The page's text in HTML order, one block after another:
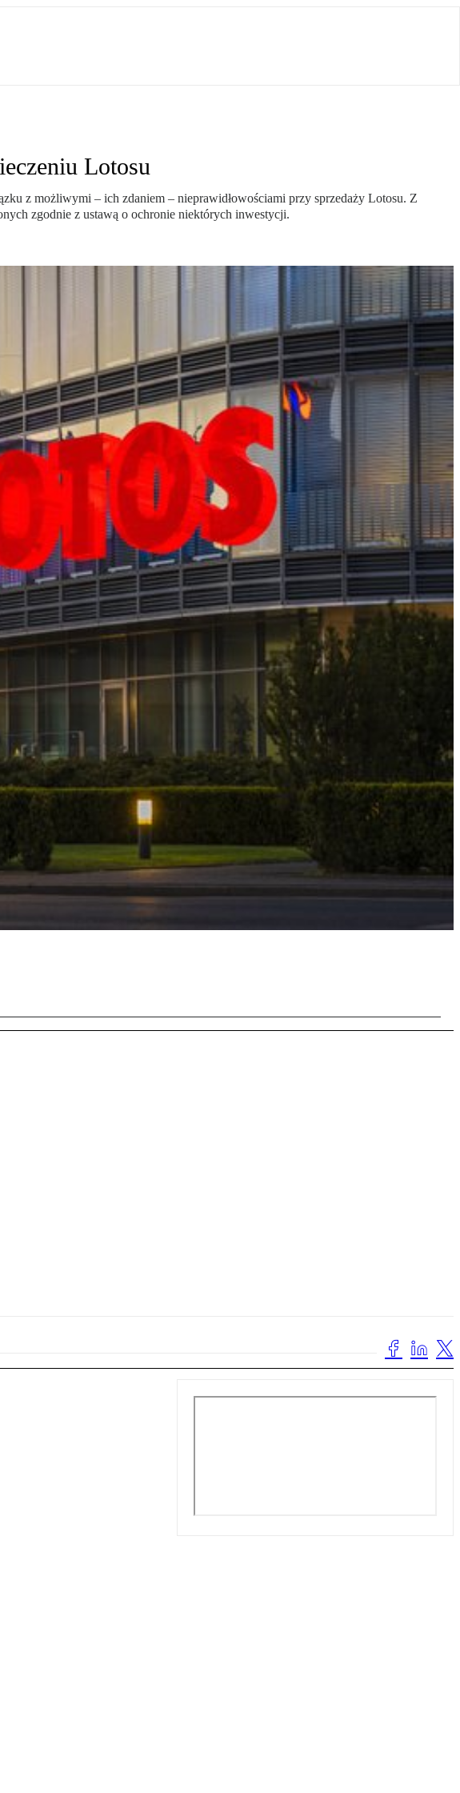
Lotosu
z możliwymi – ich zdaniem – nieprawidłowościami przy sprzedaży Lotosu. Z
zgodnie z ustawą o ochronie niektórych inwestycji.